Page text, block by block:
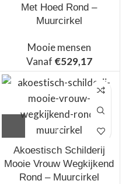
Met Hoed Rond –
Muurcirkel
Mooie mensen
Vanaf €529,17
Akoestisch Schilderij
Mooie Vrouw Wegkijkend
Rond – Muurcirkel